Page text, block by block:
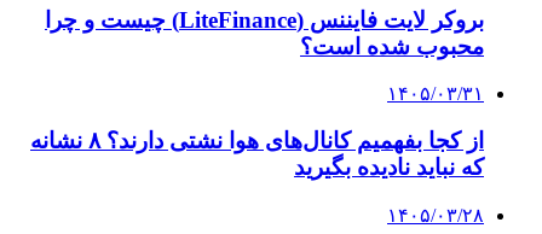
بروکر لایت فایننس (LiteFinance) چیست و چرا
محبوب شده است؟
۱۴۰۵/۰۳/۳۱
از کجا بفهمیم کانال‌های هوا نشتی دارند؟ ۸ نشانه
که نباید نادیده بگیرید
۱۴۰۵/۰۳/۲۸